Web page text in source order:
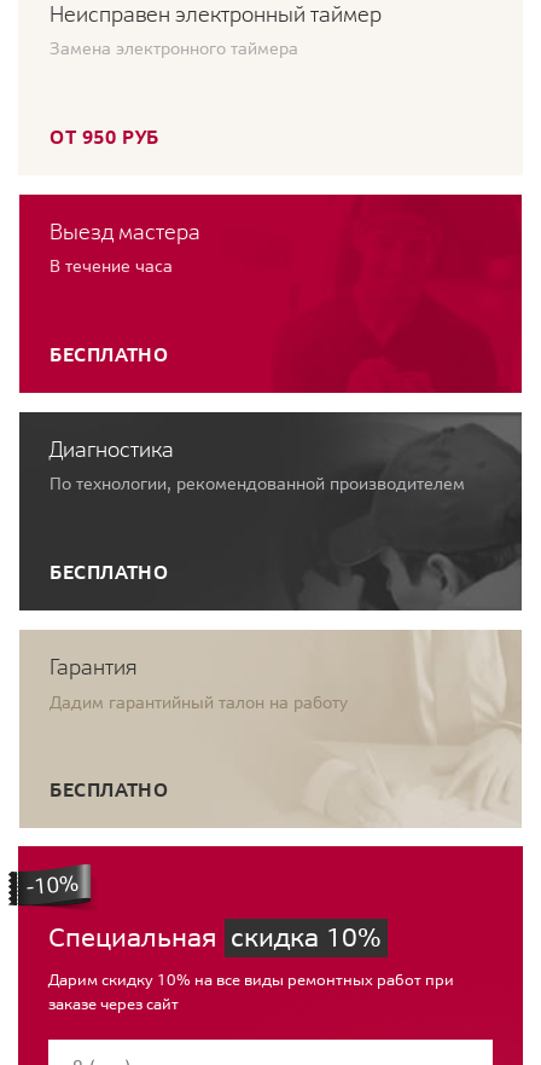
Неисправен электронный таймер
Замена электронного таймера
ОТ 950 РУБ
Выезд мастера
В течение часа
БЕСПЛАТНО
Диагностика
По технологии, рекомендованной производителем
БЕСПЛАТНО
Гарантия
Дадим гарантийный талон на работу
БЕСПЛАТНО
Специальная скидка 10%
Дарим скидку 10% на все виды ремонтных работ при
заказе через сайт